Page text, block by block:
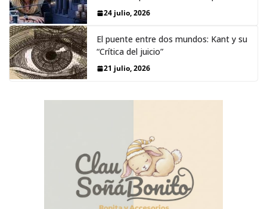
24 julio, 2026
El puente entre dos mundos: Kant y su
“Crítica del juicio”
21 julio, 2026